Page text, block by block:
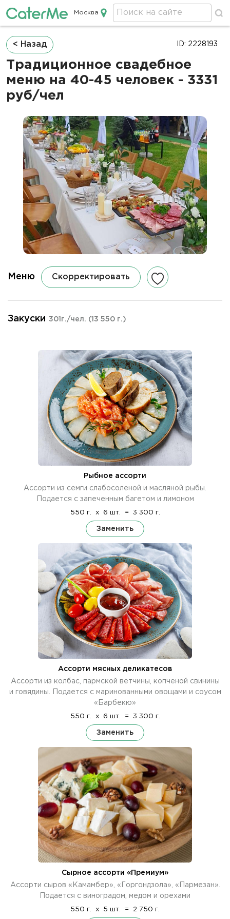
Кейтеринг в Москве
Москва
Строка
навигации
< Назад
Традиционное свадебное
меню на 40-45 человек - 3331
руб/чел
ID: 2228193
Меню Скорректировать
Закуски 301г./чел. (13 550 г.)
Рыбное ассорти
Ассорти из семги слабосоленой и масляной рыбы.
Подается с запеченным багетом и лимоном
550 г. x 6 шт. = 3 300 г.
Заменить
Ассорти мясных деликатесов
Ассорти из колбас, пармской ветчины, копченой свинины
и говядины. Подается с маринованными овощами и соусом
«Барбекю»
550 г. x 6 шт. = 3 300 г.
Заменить
Сырное ассорти «Премиум»
Ассорти сыров «Камамбер», «Горгондзола», «Пармезан».
Подается с виноградом, медом и орехами
550 г. x 5 шт. = 2 750 г.